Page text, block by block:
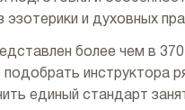
эзотерики и духовных
более чем в
подобрать инструктора
единый стандарт